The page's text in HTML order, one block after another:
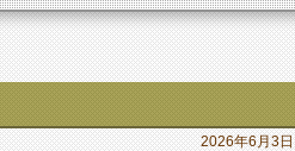
2026年6月3日